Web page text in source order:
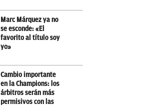
Marc Márquez ya no
se esconde: «El
favorito al título soy
yo»
Cambio importante
en la Champions: los
árbitros serán más
permisivos con las